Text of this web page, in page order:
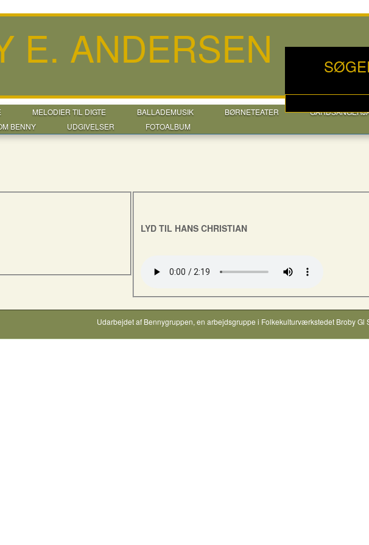
E. ANDERSEN
MELODIER TIL DIGTE BALLADEMUSIK BØRNETEATER
BENNY UDGIVELSER FOTOALBUM
LYD TIL HANS CHRISTIAN
Udarbejdet af Bennygruppen, en arbejdsgruppe i Folkekulturværkstedet Broby Gl